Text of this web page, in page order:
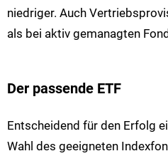
niedriger. Auch
als bei aktiv gemanagten
Der passende ETF
Entscheidend für den Erfolg
Wahl des geeigneten